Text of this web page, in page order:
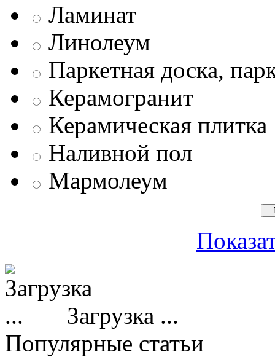
Ламинат
Линолеум
Паркетная доска,
Керамогранит
Керамическая плитка
Наливной пол
Мармолеум
Загрузка ...
Популярные статьи